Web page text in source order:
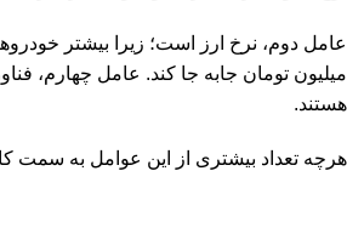
عامل دوم، نرخ ارز است؛ زیرا بیشتر
میلیون تومان جابه جا کند. عامل چهارم،
هستند.
هرچه تعداد بیشتری از این عوامل به سمت کاهش هزینه حرکت